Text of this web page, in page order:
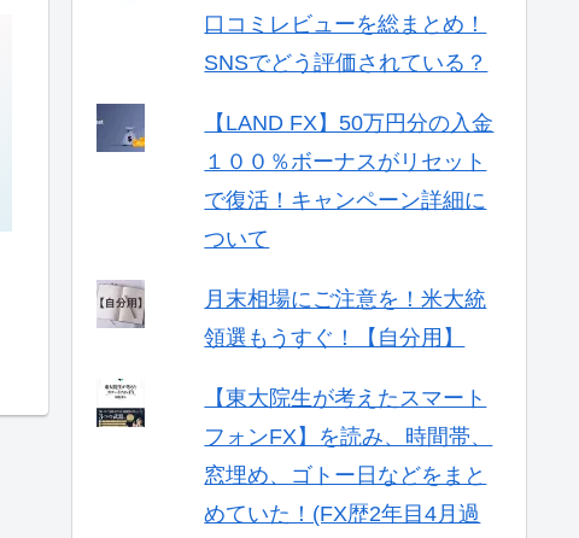
口コミレビューを総まとめ！
SNSでどう評価されている？
【LAND FX】50万円分の入金
１００％ボーナスがリセット
で復活！キャンペーン詳細に
ついて
月末相場にご注意を！米大統
領選もうすぐ！【自分用】
【東大院生が考えたスマート
フォンFX】を読み、時間帯、
窓埋め、ゴトー日などをまと
めていた！(FX歴2年目4月過